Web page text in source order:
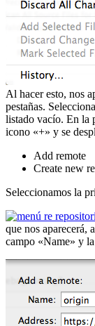
Al hacer esto, nos
pestañas.
listado vacío. En la
icono «+» y se
Add remote
Create new
Seleccionamos la
que nos aparecerá,
campo «Name» y